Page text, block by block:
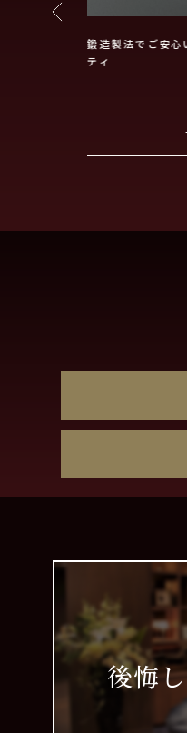
鍛造製法でご安心
ティ
後悔